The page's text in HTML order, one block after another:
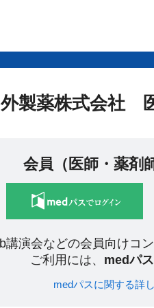
製薬株式会社
会員（医師・薬剤
講演会などの会員向けコ
ご利用には、 medパ
medパスに関する詳